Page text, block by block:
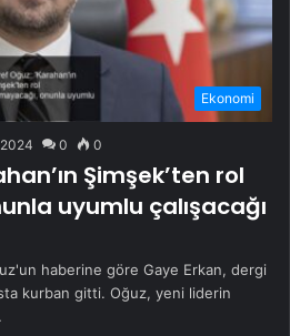
Ekonomi
0 0
Şimşek’ten rol
uyumlu çalışacağı
haberine göre Gaye Erkan, dergi
kurban gitti. Oğuz, yeni liderin